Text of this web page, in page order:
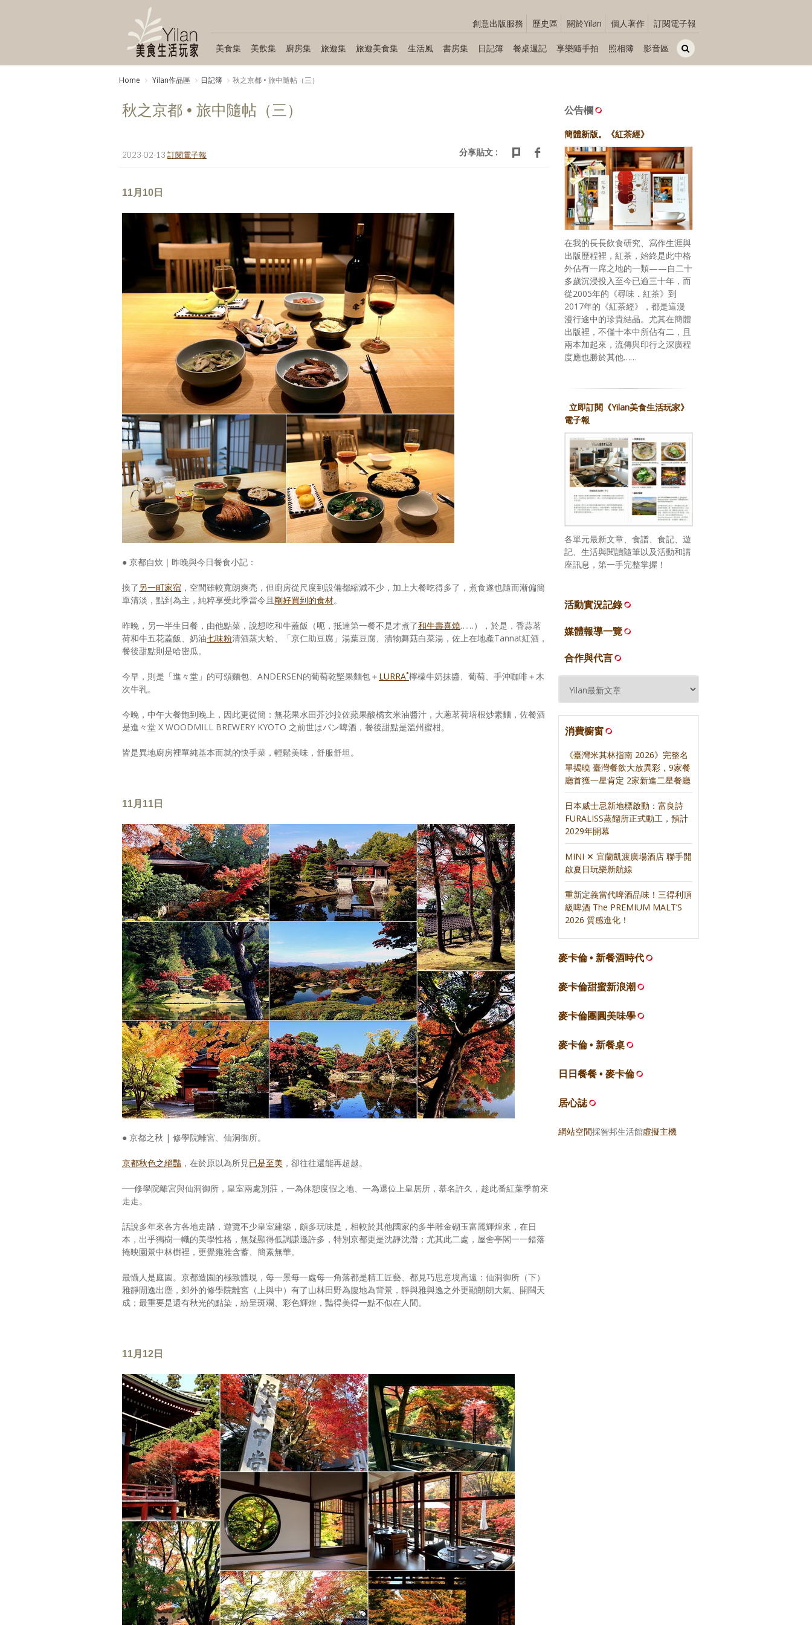
創意出版服務 歷史區 關於Yilan 個人著作 訂閱電子報
美食集 美飲集 廚房集 旅遊集 旅遊美食集 生活風 書房集 日記簿 餐桌週記 享樂隨手拍 照相簿 影音區
Home Yilan作品區 日記簿 秋之京都 • 旅中隨帖（三）
秋之京都 • 旅中隨帖（三）
2023-02-13 訂閱電子報 分享貼文 :
11月10日
● 京都自炊｜昨晚與今日餐食小記：
換了 另一町家宿 ，空間雖較寬朗爽亮，但廚房從尺度到設備都縮減不少，加上大餐吃得多了，煮食遂也隨而漸偏簡
單清淡，點到為主，純粹享受此季當令且剛好買到的食材。
昨晚，另一半生日餐，由他點菜，說想吃和牛蓋飯（呃，抵達第一餐不是才煮了和牛壽喜燒……），於是，香蒜茗
荷和牛五花蓋飯、奶油七味粉清酒蒸大蛤、「京仁助豆腐」湯葉豆腐、漬物舞菇白菜湯，佐上在地產Tannat紅酒，
餐後甜點則是哈密瓜。
今早，則是「進々堂」的可頌麵包、ANDERSEN的葡萄乾堅果麵包＋ LURRA˚檸檬牛奶抹醬、葡萄、手沖咖啡＋木
次牛乳。
今晚，中午大餐飽到晚上，因此更從簡：無花果水田芥沙拉佐蘋果酸橘玄米油醬汁，大蔥茗荷培根炒素麵，佐餐酒
是進々堂 X WOODMILL BREWERY KYOTO 之前世はパン啤酒，餐後甜點是溫州蜜柑。
皆是異地廚房裡單純基本而就的快手菜，輕鬆美味，舒服舒坦。
11月11日
● 京都之秋 | 修學院離宮、仙洞御所。
京都秋色之絕豔 ，在於原以為所見已是至美 ，卻往往還能再超越。
──修學院離宮與仙洞御所，皇室兩處別莊，一為休憩度假之地、一為退位上皇居所，慕名許久，趁此番紅葉季前來
走走。
話說多年來各方各地走踏，遊覽不少皇室建築，頗多玩味是，相較於其他國家的多半雕金砌玉富麗輝煌來，在日
本，出乎獨樹一幟的美學性格，無疑顯得低調謙遜許多，特別京都更是沈靜沈潛；尤其此二處，屋舍亭閣一一錯落
掩映園景中林樹裡，更覺雍雅含蓄、簡素無華。
最懾人是庭園。京都造園的極致體現，每一景每一處每一角落都是精工匠藝、都見巧思意境高遠：仙洞御所（下）
雅靜閒逸出塵，郊外的修學院離宮（上與中）有了山林田野為腹地為背景，靜與雅與逸之外更顯朗朗大氣、開闊天
成；最重要是還有秋光的點染，紛呈斑斕、彩色輝煌，豔得美得一點不似在人間。
11月12日
公告欄
簡體新版。《紅茶經》
在我的長長飲食研究、寫作生涯與
出版歷程裡，紅茶，始終是此中格
外佔有一席之地的一類——自二十
多歲沉浸投入至今已逾三十年，而
從2005年的《尋味．紅茶》到
2017年的《紅茶經》，都是這漫
漫行途中的珍貴結晶。尤其在簡體
出版裡，不僅十本中所佔有二，且
兩本加起來，流傳與印行之深廣程
度應也勝於其他……
立即訂閱《Yilan美食生活玩家》
電子報
各單元最新文章、食譜、食記、遊
記、生活與閱讀隨筆以及活動和講
座訊息，第一手完整掌握！
活動實況記錄
媒體報導一覽
合作與代言
消費櫥窗
《臺灣米其林指南 2026》完整名
單揭曉 臺灣餐飲大放異彩，9家餐
廳首獲一星肯定 2家新進二星餐廳
日本威士忌新地標啟動：富良詩
FURALISS蒸餾所正式動工，預計
2029年開幕
MINI ✕ 宜蘭凱渡廣場酒店 聯手開
啟夏日玩樂新航線
重新定義當代啤酒品味！三得利頂
級啤酒 The PREMIUM MALT’S
2026 質感進化！
麥卡倫 • 新餐酒時代
麥卡倫甜蜜新浪潮
麥卡倫團圓美味學
麥卡倫 • 新餐桌
日日餐餐 • 麥卡倫
居心誌
網站空間採智邦生活館虛擬主機